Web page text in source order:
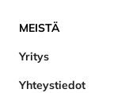
MEISTÄ
Yritys
Yhteystiedot